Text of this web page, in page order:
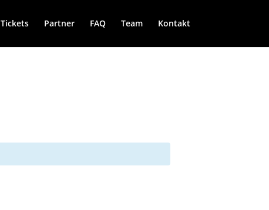
Tickets Partner FAQ Team Kontakt